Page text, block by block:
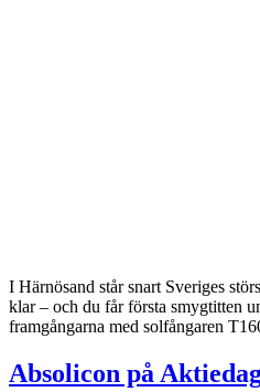
I Härnösand står snart Sveriges
klar – och du får första smygtitten
framgångarna med solfångaren
Absolicon på